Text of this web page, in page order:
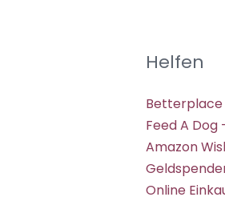
Helfen
Betterplace
Feed A
Amazon
Online